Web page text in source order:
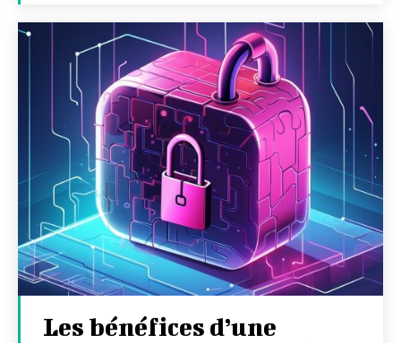
Les bénéfices d’une